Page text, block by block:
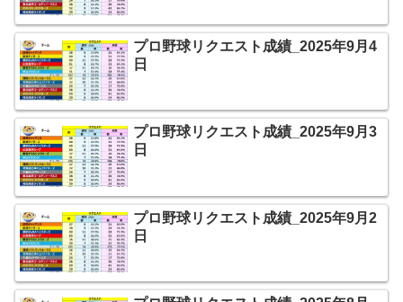
プロ野球リクエスト成績_2025年9月4
日
プロ野球リクエスト成績_2025年9月3
日
プロ野球リクエスト成績_2025年9月2
日